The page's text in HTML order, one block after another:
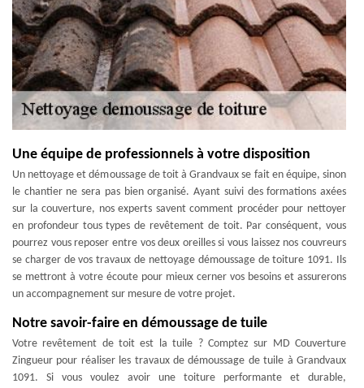
Une équipe de professionnels à votre disposition
Un nettoyage et démoussage de toit à Grandvaux se fait en équipe, sinon
le chantier ne sera pas bien organisé. Ayant suivi des formations axées
sur la couverture, nos experts savent comment procéder pour nettoyer
en profondeur tous types de revêtement de toit. Par conséquent, vous
pourrez vous reposer entre vos deux oreilles si vous laissez nos couvreurs
se charger de vos travaux de nettoyage démoussage de toiture 1091. Ils
se mettront à votre écoute pour mieux cerner vos besoins et assurerons
un accompagnement sur mesure de votre projet.
Notre savoir-faire en démoussage de tuile
Votre revêtement de toit est la tuile ? Comptez sur MD Couverture
Zingueur pour réaliser les travaux de démoussage de tuile à Grandvaux
1091. Si vous voulez avoir une toiture performante et durable,